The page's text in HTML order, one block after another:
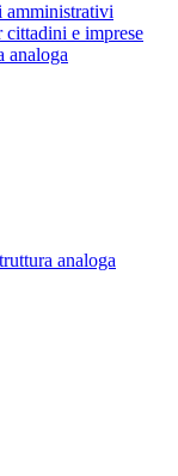
amministrativi
e imprese
analoga
analoga